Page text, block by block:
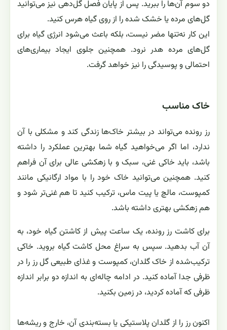
دو سوم آن‌ها را ببرید. پس از پایان فصل گل‌دهی نیز می‌توانید
گل‌های مرده یا خشک شده را از روی گیاه هرس کنید.
این کار نه‌تنها مضر نیست، بلکه باعث می‌شود انرژی گیاه برای
گل‌های مرده هدر نرود. همچنین جلوی ایجاد بیماری‌های
احتمالی و پوسیدگی را نیز خواهد گرفت.
خاک مناسب
رز رونده می‌تواند در بیشتر خاک‌ها زندگی کند و مشکلی با آن
ندارد، اما اگر می‌خواهید گیاه شما بهترین عملکرد را داشته
باشد، باید خاکی غنی، سبک و با زهکشی عالی برای آن فراهم
کنید. همچنین می‌توانید خاک خود را با مواد ارگانیکی مانند
کمپوست، مالچ یا پیت ماس، ترکیب کنید تا هم غنی‌تر شود و
هم زهکشی بهتری داشته باشد.
برای کاشت رز رونده، یک ساعت پیش از کاشتن گیاه خود، به
آن آب بدهید. سپس به سراغ محل کاشت گیاه بروید. خاکی
ترکیب‌شده از خاک گلدان، کمپوست و غذای طبیعی گل رز را در
ظرفی جدا آماده کنید. در ادامه چاله‌ای به اندازه دو برابر اندازه
ظرفی که آماده کردید، در زمین بکنید.
اکنون رز را از گلدان پلاستیکی یا بسته‌بندی‌ آن، خارج و ریشه‌ها